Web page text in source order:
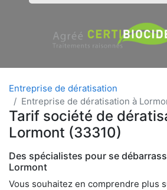
Entreprise de dératisation
Entreprise de dératisation à
Tarif société de
Lormont (33310)
Des spécialistes pour se
Lormont
Vous souhaitez en comprendre plus